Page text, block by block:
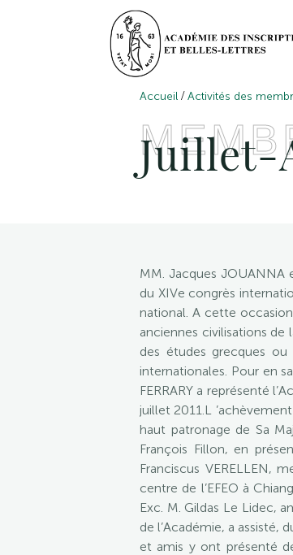
Accueil /Activités des
Juillet-
MM. Jacques JOUANNA
du XIVe congrès
national. A cette
anciennes civilisations
des études grecques ou
internationales. Pour en
FERRARY a représenté
juillet 2011.L
haut patronage de Sa
François Fillon, en
Franciscus VERELLEN,
centre de l’EFEO à
Exc. M. Gildas Le Lidec,
de l’Académie, a assisté,
et amis y ont présenté